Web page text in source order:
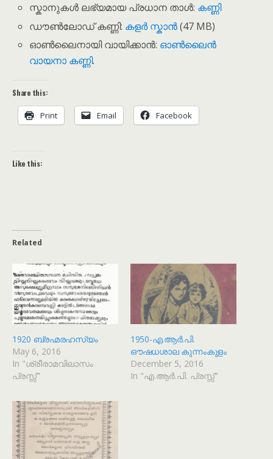
സ്കാനുകൾ ലഭ്യമായ പ്രധാന താൾ: കണ്ണി
ഡൗൺലോഡ് കണ്ണി: കളർ സ്കാൻ(47 MB)
ഓൺലൈനായി വായിക്കാൻ: ഓൺലൈൻ
വായനാ കണ്ണി.
Share this:
Print Email Facebook
Like this:
Related
1920 ബ്രഹ്മരഹസ്യം
May 6, 2016
In "ശ്രീരാമവിലാസം
പ്രസ്സ്"
1950-എ.ആർ.പി.
ഔഷധശാല കുന്നംകുളം
December 5, 2016
In "എ.ആർ.പി. പ്രസ്സ്"